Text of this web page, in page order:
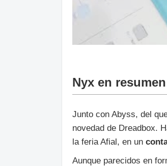
Nyx en resumen
Junto con Abyss, del
novedad de Dreadbox.
la feria Afial, en un
Aunque parecidos en